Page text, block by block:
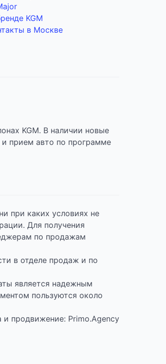
KGM
в Москве
KGM. В наличии новые
прием авто по программе
при каких условиях не
Для получения
по продажам
в отделе продаж и по
является надежным
пользуются около
и продвижение: Primo.Agency